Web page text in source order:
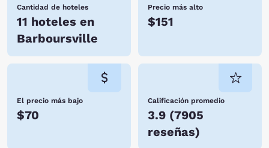
Cantidad de hoteles
11 hoteles en
Barboursville
Precio más alto
$151
El precio más bajo
$70
Calificación promedio
3.9 (7905
reseñas)